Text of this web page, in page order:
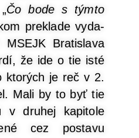
Čo bode s tým­to
pre­kla­de vyda­
MSEJK Bra­ti­sla­va
že ide o tie isté
kto­rých je reč v 2.
Mali by to byť tie
dru­hej kapi­to­le
cez posta­vu